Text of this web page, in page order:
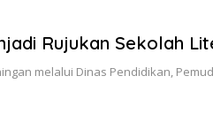
Rujukan Sekolah
melalui Dinas Pendidikan,